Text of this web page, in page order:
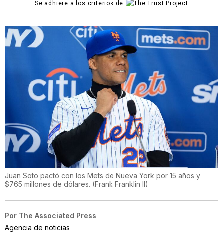
Se adhiere a los criterios de
Juan Soto pactó con los Mets de Nueva York por 15 años y
$765 millones de dólares. (Frank Franklin II)
Por The Associated Press
Agencia de noticias